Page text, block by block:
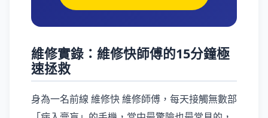
維修實錄：維修快師傅的15分鐘極
速拯救
身為一名前線 維修快 維修師傅，每天接觸無數部